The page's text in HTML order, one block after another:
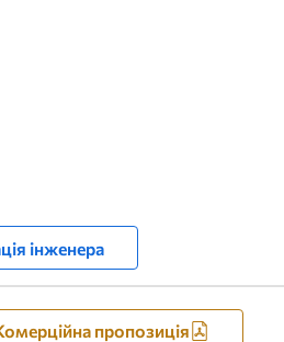
інженера
пропозиція